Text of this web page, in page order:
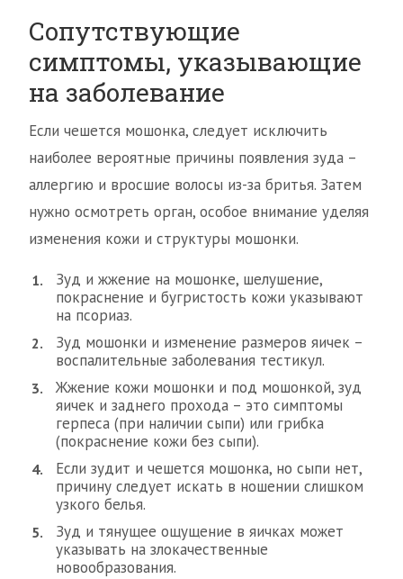
Сопутствующие
симптомы, указывающие
на заболевание
Если чешется мошонка, следует исключить
наиболее вероятные причины появления зуда –
аллергию и вросшие волосы из-за бритья. Затем
нужно осмотреть орган, особое внимание уделяя
изменения кожи и структуры мошонки.
Зуд и жжение на мошонке, шелушение,
покраснение и бугристость кожи указывают
на псориаз.
Зуд мошонки и изменение размеров яичек –
воспалительные заболевания тестикул.
Жжение кожи мошонки и под мошонкой, зуд
яичек и заднего прохода – это симптомы
герпеса (при наличии сыпи) или грибка
(покраснение кожи без сыпи).
Если зудит и чешется мошонка, но сыпи нет,
причину следует искать в ношении слишком
узкого белья.
Зуд и тянущее ощущение в яичках может
указывать на злокачественные
новообразования.